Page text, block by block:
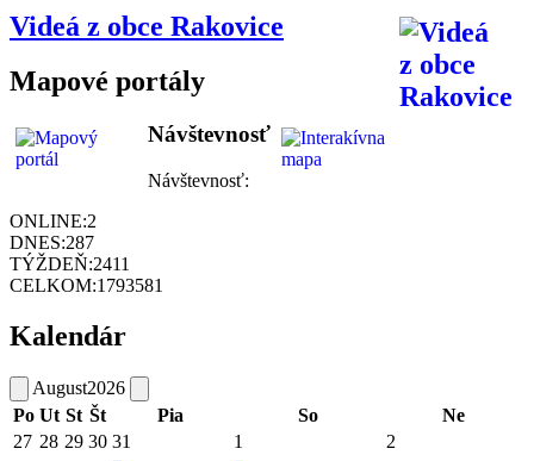
Videá z obce Rakovice
Mapové portály
Návštevnosť
Návštevnosť:
ONLINE:2
DNES:287
TÝŽDEŇ:2411
CELKOM:1793581
Kalendár
August2026
Po Ut St Št Pia So
Ne
27 28 29 30 31 1 2